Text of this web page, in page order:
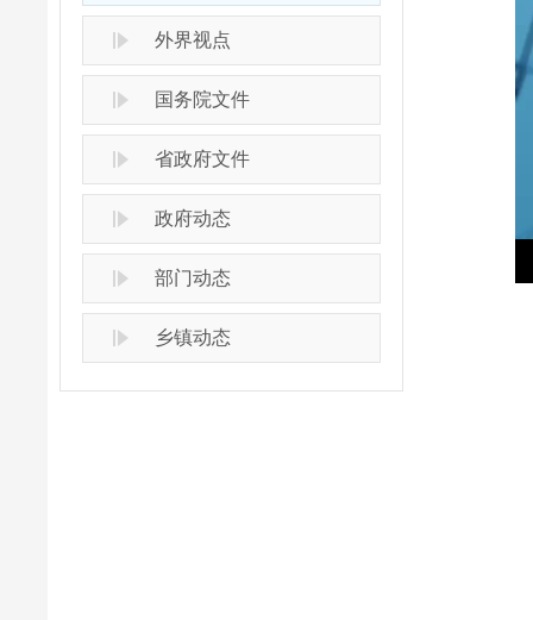
外界视点
国务院文件
省政府文件
政府动态
部门动态
乡镇动态